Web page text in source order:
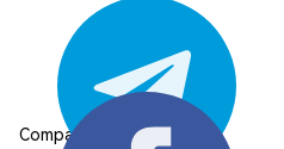
Compartilhar: